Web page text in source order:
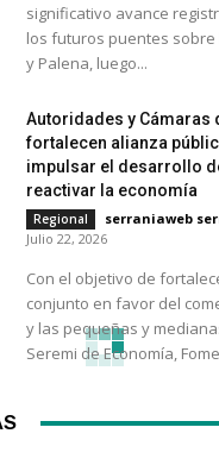
significativo avance
los futuros puentes sobre
y Palena, luego...
Autoridades y Cámaras
fortalecen alianza
impulsar el desarrollo
reactivar la economía
Regional serraniaweb
Julio 22, 2026
Con el objetivo de
conjunto en favor del
y las pequeñas y
Seremi de Economía,